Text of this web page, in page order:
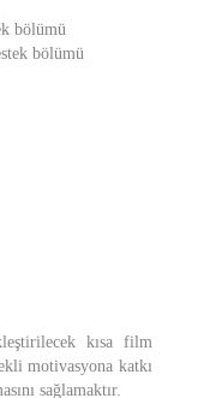
bölümü
bölümü
kısa film
motivasyona katkı
sağlamaktır.